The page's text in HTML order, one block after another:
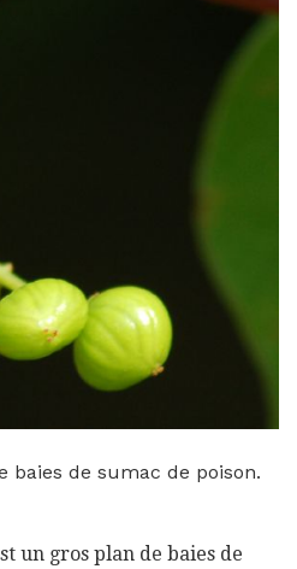
baies de sumac de poison.
un gros plan de baies de